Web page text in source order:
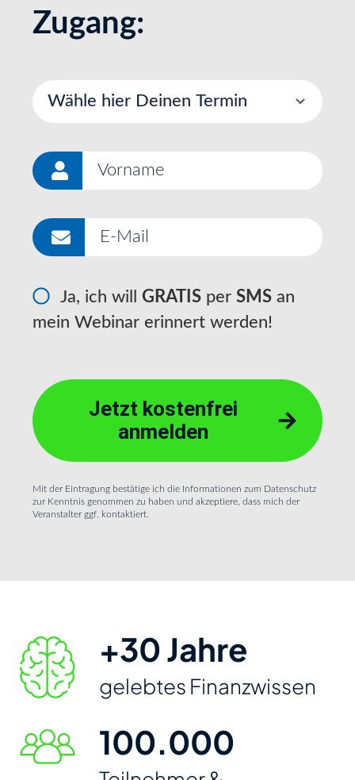
Zugang:
Ja, ich willGRATIS perSMS an
mein Webinar erinnert werden!
Jetzt kostenfrei
anmelden
Mit der Eintragung bestätige ich die Informationen zum Datenschutz
zur Kenntnis genommen zu haben und akzeptiere, dass mich der
Veranstalter ggf. kontaktiert.
+30 Jahre
gelebtes Finanzwissen
100.000